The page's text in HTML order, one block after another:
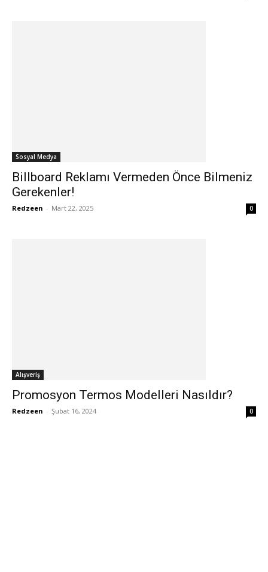
Sosyal Medya
Billboard Reklamı Vermeden Önce Bilmeniz
Gerekenler!
Redzeen - Mart 22, 2025 0
Alışveriş
Promosyon Termos Modelleri Nasıldır?
Redzeen - Şubat 16, 2024 0